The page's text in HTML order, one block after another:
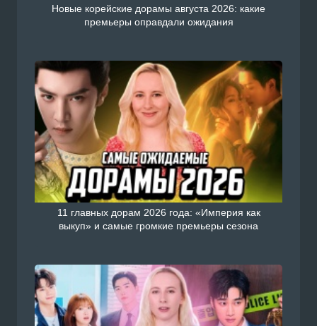
Новые корейские дорамы августа 2026: какие
премьеры оправдали ожидания
11 главных дорам 2026 года: «Империя как
выкуп» и самые громкие премьеры сезона